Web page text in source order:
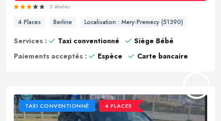
3 étoiles
4 Places Berline Localisation : Mery-Premecy (51390)
Services : Taxi conventionné
Siège Bébé
Paiements acceptés :
Espèce Carte bancaire
TAXI CONVENTIONNÉ 4 PLACES